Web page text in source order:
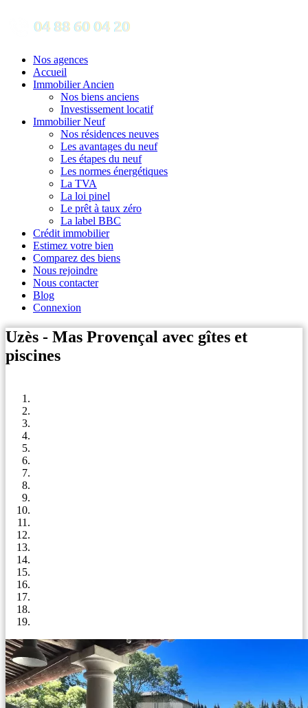
Nos agences
Accueil
Immobilier Ancien
Nos biens anciens
Investissement locatif
Immobilier Neuf
Nos résidences neuves
Les avantages du neuf
Les étapes du neuf
Les normes énergétiques
La TVA
La loi pinel
Le prêt à taux zéro
La label BBC
Crédit immobilier
Estimez votre bien
Comparez des biens
Nous rejoindre
Nous contacter
Blog
Connexion
Uzès - Mas Provençal avec gîtes et
piscines